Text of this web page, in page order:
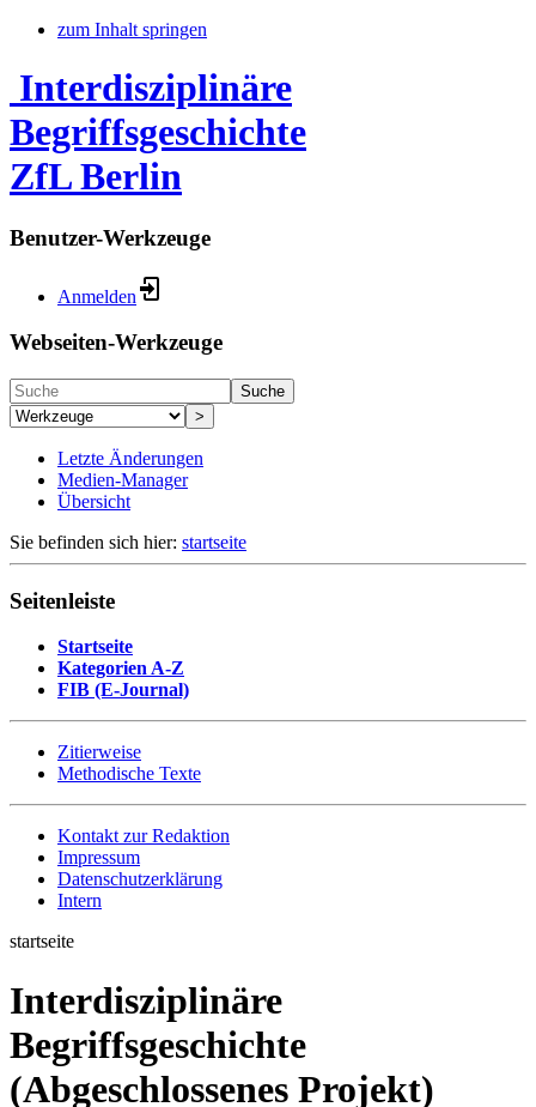
zum Inhalt springen
Interdisziplinäre
Begriffsgeschichte
ZfL Berlin
Benutzer-Werkzeuge
Anmelden
Webseiten-Werkzeuge
Suche
>
Letzte Änderungen
Medien-Manager
Übersicht
Sie befinden sich hier: startseite
Seitenleiste
Startseite
Kategorien A-Z
FIB (E-Journal)
Zitierweise
Methodische Texte
Kontakt zur Redaktion
Impressum
Datenschutzerklärung
Intern
startseite
Interdisziplinäre
Begriffsgeschichte
(Abgeschlossenes Projekt)